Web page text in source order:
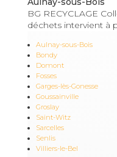
BG RECYCLAGE
déchets intervient à
Aulnay-sous-Bois
Bondy
Domont
Fosses
Garges-lès-Gonesse
Goussainville
Groslay
Saint-Witz
Sarcelles
Senlis
Villiers-le-Bel